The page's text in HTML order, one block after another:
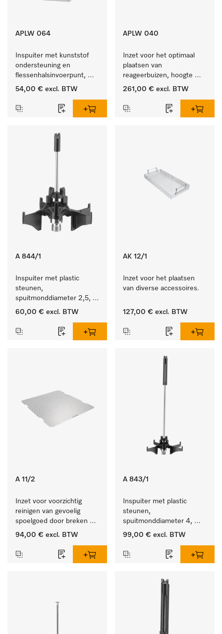
APLW 064
Inspuiter met kunststof
ondersteuning en
flessenhalsinvoerpunt,
ster, Ø 6, lengte 225 mm.
54,00 € excl. BTW
APLW 040
Inzet voor het optimaal
plaatsen van
reageerbuizen, hoogte
100 mm.
261,00 € excl. BTW
A 844/1
Inspuiter met plastic
steunen,
spuitmonddiameter 2,5,
lengte 80 mm, 5 stuks.
60,00 € excl. BTW
AK 12/1
Inzet voor het plaatsen
van diverse accessoires.
127,00 € excl. BTW
A 11/2
Inzet voor voorzichtig
reinigen van gevoelig
spoelgoed door breken
reinigingsstraal.
94,00 € excl. BTW
A 843/1
Inspuiter met plastic
steunen,
spuitmonddiameter 4,
lengte 185 mm, 5 stuks
99,00 € excl. BTW